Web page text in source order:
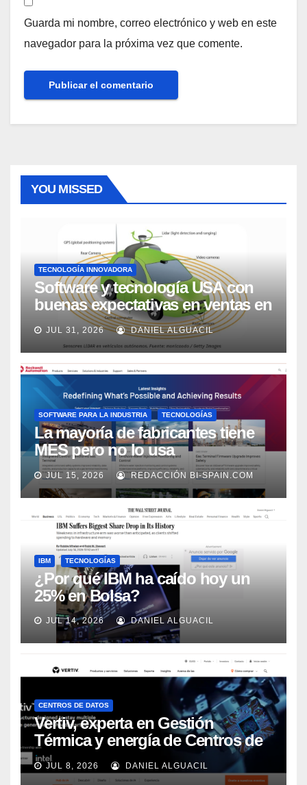
Guarda mi nombre, correo electrónico y web en este
navegador para la próxima vez que comente.
YOU MISSED
TECNOLOGÍA INNOVADORA
Software y tecnología USA con
buenas expectativas en ventas en
los próximos 2 años, según
Market Watch
JUL 31, 2026 DANIEL ALGUACIL
SOFTWARE PARA LA INDUSTRIA TECNOLOGÍAS
La mayoría de fabricantes tiene
MES pero no lo usa
adecuadamente, según Rockwell
Automation
JUL 15, 2026 REDACCIÓN BI-SPAIN.COM
IBM TECNOLOGÍAS
¿Por qué IBM ha caído hoy un
25% en Bolsa?
JUL 14, 2026 DANIEL ALGUACIL
CENTROS DE DATOS
Vertiv, experta en Gestión
Térmica y energía de Centros de
Datos, sigue su crecimiento
imparable
JUL 8, 2026 DANIEL ALGUACIL